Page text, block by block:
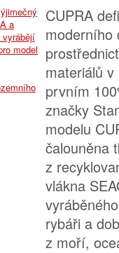
CUPRA
moderního
materiálů
prvním
značky
modelu
čalouněna
z
vlákna
rybáři a
z moří,